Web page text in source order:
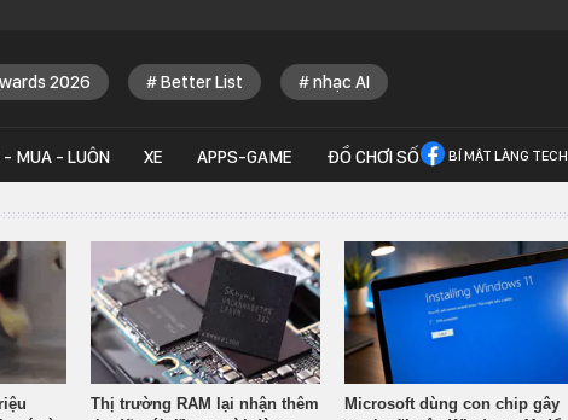
2026 Better List nhạc AI
- MUA - LUÔN XE APPS-GAME ĐỒ CHƠI SỐ BÍ MẬT LÀNG TECH
Thị trường RAM lại nhận thêm
Microsoft dùng con chip gây